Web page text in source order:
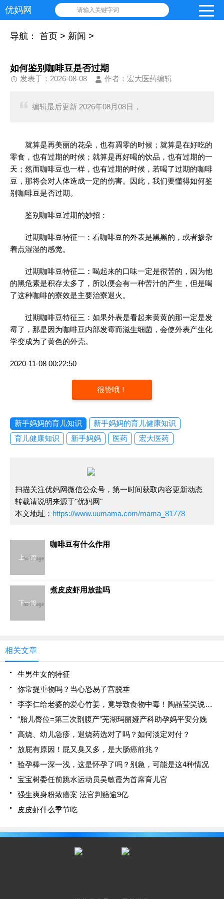
优妈网 请输入关键字词
导航： 首页 > 新闻 >
如何鉴别咖啡豆是否过期
发表于：2026-08-08 作者：宏大医药编辑
编辑最后更新 2026年08月08日，
就算是再美丽的花朵，也有凋零的时候；就算是在好吃的
零食，也有过期的时候；就算是再好喝的饮品，也有过期的一
天；然而咖啡豆也一样，也有过期的时候，若喝了过期的咖啡
豆，那将会对人体造成一定的伤害。因此，我们要懂得如何鉴
别咖啡豆是否过期。
鉴别咖啡豆过期的妙招：
过期咖啡豆特征一：看咖啡豆的外表是黑黑的，或者掺杂
着点湿湿的感觉。
过期咖啡豆特征二：喝起来的口味一定是很苦的，因为他
的黑危素是积存太多了，所以便会有一种苦汁的产生，但是喝
了这种咖啡的寮效是主要治寮退火。
过期咖啡豆特征三：如果外表是看起来黄黄的那一定是发
霉了，那是因为咖啡豆内部发霉而滋生细菌，会使外表产生化
学变成为了黄色的外壳。
2020-11-08 00:22:50
很赞哦！
新手妈妈的育儿知识
新手妈妈的育儿健康知识
育儿健康知识
新手妈妈 医药 宏大医药
扫描关注优妈网微信公众号，第一时间获取内容更新动态
转载请说明来源于"优妈网"
本文地址： https://www.uumama.com/mama_81778
上一篇
咖啡豆有什么作用
下一篇
煮皮皮虾用放盐吗
相关文章
生男生女的特征
你常提重物吗？当心恐易子宫脱垂
李李仁给老婆的爱心竹姜，竟导致食物中毒！陶晶莹笑说小心枕边人
“胎儿臀位=第三次剖腹产”芜湖玛丽娅产科助孕妈平安分娩
高烧、幼儿急疹，退烧药选对了吗？如何淡定对付？
放屁有原因！屁又臭又多，是大肠癌前兆？
验孕棒一深一浅，这是怀孕了吗？别急，可能是这4种情况
宝宝树委任前跳水运动员吴敏霞为首席育儿官
强生爽身粉致癌案 法官判赔逾9亿
皮皮虾什么季节吃